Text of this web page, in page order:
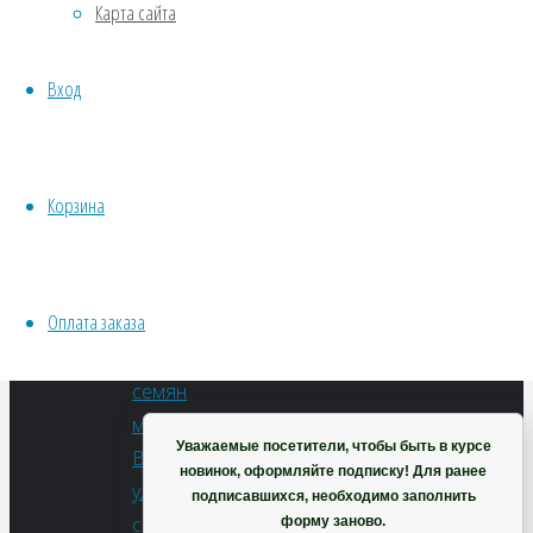
Карта сайта
Вход
Корзина
Оплата заказа
Петрушка
Весь
семян
магазина
Все
уличные
семена
Хвойники
ИНСТРУМЕНТЫ, ОБОРУДОВАНИЕ
Уважаемые посетители, чтобы быть в курсе
новинок, оформляйте подписку! Для ранее
подписавшихся, необходимо заполнить
форму заново.